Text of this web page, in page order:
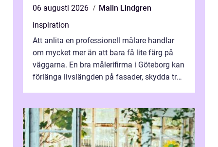
06 augusti 2026
Malin Lindgren
inspiration
Att anlita en professionell målare handlar
om mycket mer än att bara få lite färg på
väggarna. En bra målerifirma i Göteborg kan
förlänga livslängden på fasader, skydda trä